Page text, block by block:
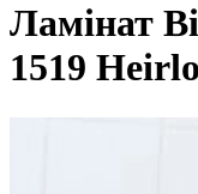
Ламінат
1519